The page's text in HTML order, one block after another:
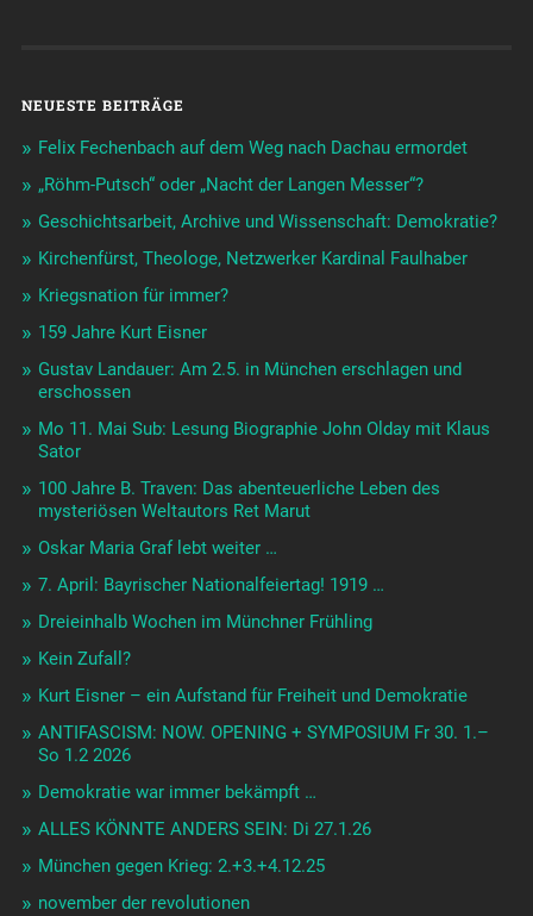
NEUESTE BEITRÄGE
Felix Fechenbach auf dem Weg nach Dachau ermordet
„Röhm-Putsch“ oder „Nacht der Langen Messer“?
Geschichtsarbeit, Archive und Wissenschaft: Demokratie?
Kirchenfürst, Theologe, Netzwerker Kardinal Faulhaber
Kriegsnation für immer?
159 Jahre Kurt Eisner
Gustav Landauer: Am 2.5. in München erschlagen und
erschossen
Mo 11. Mai Sub: Lesung Biographie John Olday mit Klaus
Sator
100 Jahre B. Traven: Das abenteuerliche Leben des
mysteriösen Weltautors Ret Marut
Oskar Maria Graf lebt weiter …
7. April: Bayrischer Nationalfeiertag! 1919 …
Dreieinhalb Wochen im Münchner Frühling
Kein Zufall?
Kurt Eisner – ein Aufstand für Freiheit und Demokratie
ANTIFASCISM: NOW. OPENING + SYMPOSIUM Fr 30. 1.–
So 1.2 2026
Demokratie war immer bekämpft …
ALLES KÖNNTE ANDERS SEIN: Di 27.1.26
München gegen Krieg: 2.+3.+4.12.25
november der revolutionen